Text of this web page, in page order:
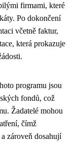
firmami, které
Po dokončení
včetně faktur,
která prokazuje
programu jsou
fondů, což
Žadatelé mohou
čímž
zároveň dosahují